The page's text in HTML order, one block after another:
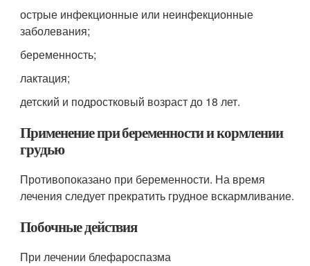
острые инфекционные или неинфекционные
заболевания;
беременность;
лактация;
детский и подростковый возраст до 18 лет.
Применение при беременности и кормлении
грудью
Противопоказано при беременности. На время
лечения следует прекратить грудное вскармливание.
Побочные действия
При лечении блефароспазма